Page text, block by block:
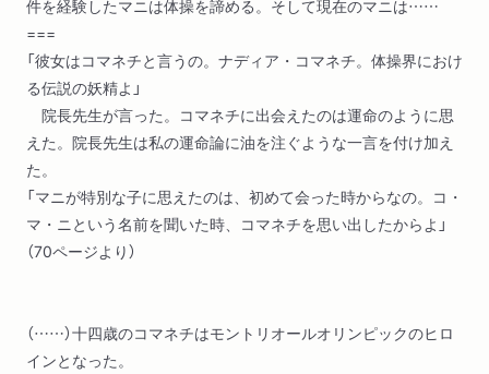
件を経験したマニは体操を諦める。そして現在のマニは……
===
「彼女はコマネチと言うの。ナディア・コマネチ。体操界におけ
る伝説の妖精よ」
院長先生が言った。コマネチに出会えたのは運命のように思
えた。院長先生は私の運命論に油を注ぐような一言を付け加え
た。
「マニが特別な子に思えたのは、初めて会った時からなの。コ・
マ・ニという名前を聞いた時、コマネチを思い出したからよ」
（70ページより）
（……）十四歳のコマネチはモントリオールオリンピックのヒロ
インとなった。